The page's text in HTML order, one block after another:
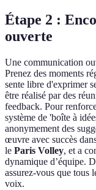
Étape 2 :
ouverte
Une communication
Prenez des moments
sente libre d'exprimer
être réalisé par des
feedback. Pour
système de 'boîte à
anonymement des
œuvre avec succès
le Paris Volley, et a
dynamique d’équipe.
assurez-vous que tous
voix.